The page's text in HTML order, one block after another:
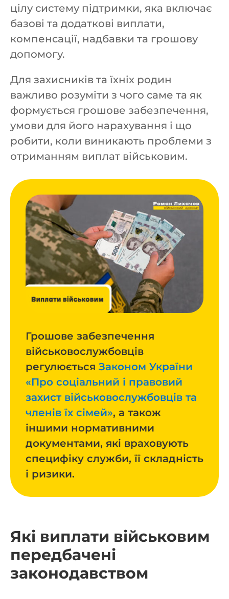
цілу систему підтримки, яка включає
базові та додаткові виплати,
компенсації, надбавки та грошову
допомогу.
Для захисників та їхніх родин
важливо розуміти з чого саме та як
формується грошове забезпечення,
умови для його нарахування і що
робити, коли виникають проблеми з
отриманням виплат військовим.
Грошове забезпечення
військовослужбовців
регулюється Законом України
«Про соціальний і правовий
захист військовослужбовців та
членів їх сімей», а також
іншими нормативними
документами, які враховують
специфіку служби, її складність
і ризики.
Які виплати військовим
передбачені
законодавством